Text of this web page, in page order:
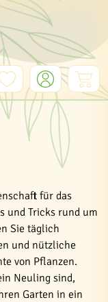
für das
und Tricks rund um
Sie täglich
und nützliche
von Pflanzen.
Neuling sind,
Garten in ein